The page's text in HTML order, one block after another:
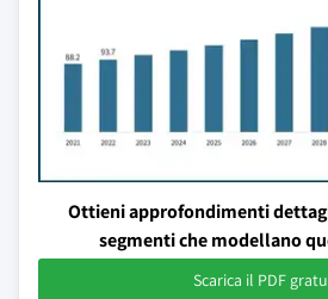
Ottieni approfondimenti
segmenti che modellano
Scarica il PDF